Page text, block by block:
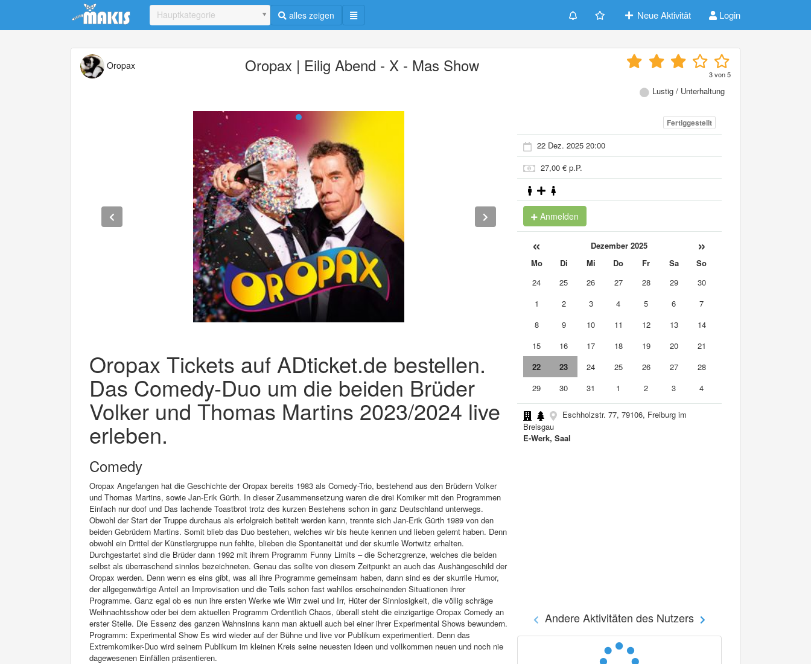
Update cookies preferences
Hauptkategorie alles zeigen Neue Aktivität Login
Oropax Oropax | Eilig Abend - X - Mas Show 3von5
Lustig / Unterhaltung
Oropax Tickets auf ADticket.de bestellen.
Das Comedy-Duo um die beiden Brüder
Volker und Thomas Martins 2023/2024 live
erleben.
Comedy
Oropax Angefangen hat die Geschichte der Oropax bereits 1983 als Comedy-Trio, bestehend aus den Brüdern Volker
und Thomas Martins, sowie Jan-Erik Gürth. In dieser Zusammensetzung waren die drei Komiker mit den Programmen
Einfach nur doof und Das lachende Toastbrot trotz des kurzen Bestehens schon in ganz Deutschland unterwegs.
Obwohl der Start der Truppe durchaus als erfolgreich betitelt werden kann, trennte sich Jan-Erik Gürth 1989 von den
beiden Gebrüdern Martins. Somit blieb das Duo bestehen, welches wir bis heute kennen und lieben gelernt haben. Denn
obwohl ein Drittel der Künstlergruppe nun fehlte, blieben die Spontaneität und der skurrile Wortwitz erhalten.
Durchgestartet sind die Brüder dann 1992 mit ihrem Programm Funny Limits – die Scherzgrenze, welches die beiden
selbst als überraschend sinnlos bezeichneten. Genau das sollte von diesem Zeitpunkt an auch das Aushängeschild der
Oropax werden. Denn wenn es eins gibt, was all ihre Programme gemeinsam haben, dann sind es der skurrile Humor,
der allgegenwärtige Anteil an Improvisation und die Teils schon fast wahllos erscheinenden Situationen ihrer
Programme. Ganz egal ob es nun ihre ersten Werke wie Wirr zwei und Irr, Hüter der Sinnlosigkeit, die völlig schräge
Weihnachtsshow oder bei dem aktuellen Programm Ordentlich Chaos, überall steht die einzigartige Oropax Comedy an
erster Stelle. Die Essenz des ganzen Wahnsinns kann man aktuell auch bei einer ihrer Experimental Shows bewundern.
Programm: Experimental Show Es wird wieder auf der Bühne und live vor Publikum experimentiert. Denn das
Extremkomiker-Duo wird seinem Publikum im kleinen Kreis seine neuesten Ideen und vollkommen neuen und noch nie
dagewesenen Einfällen präsentieren.
Fertiggestellt
22 Dez. 2025 20:00
27,00 € p.P.
Anmelden
« Dezember 2025 »
Mo Di Mi Do Fr Sa
So
24
25 26 27 28 29
30
1
2 3 4 5 6
7
8
9 10 11 12 13
14
15
16 17 18 19 20
21
22
23 24 25 26 27
28
29
30 31 1 2 3 4
Eschholzstr. 77, 79106, Freiburg im
Breisgau
E-Werk, Saal
Andere Aktivitäten des Nutzers